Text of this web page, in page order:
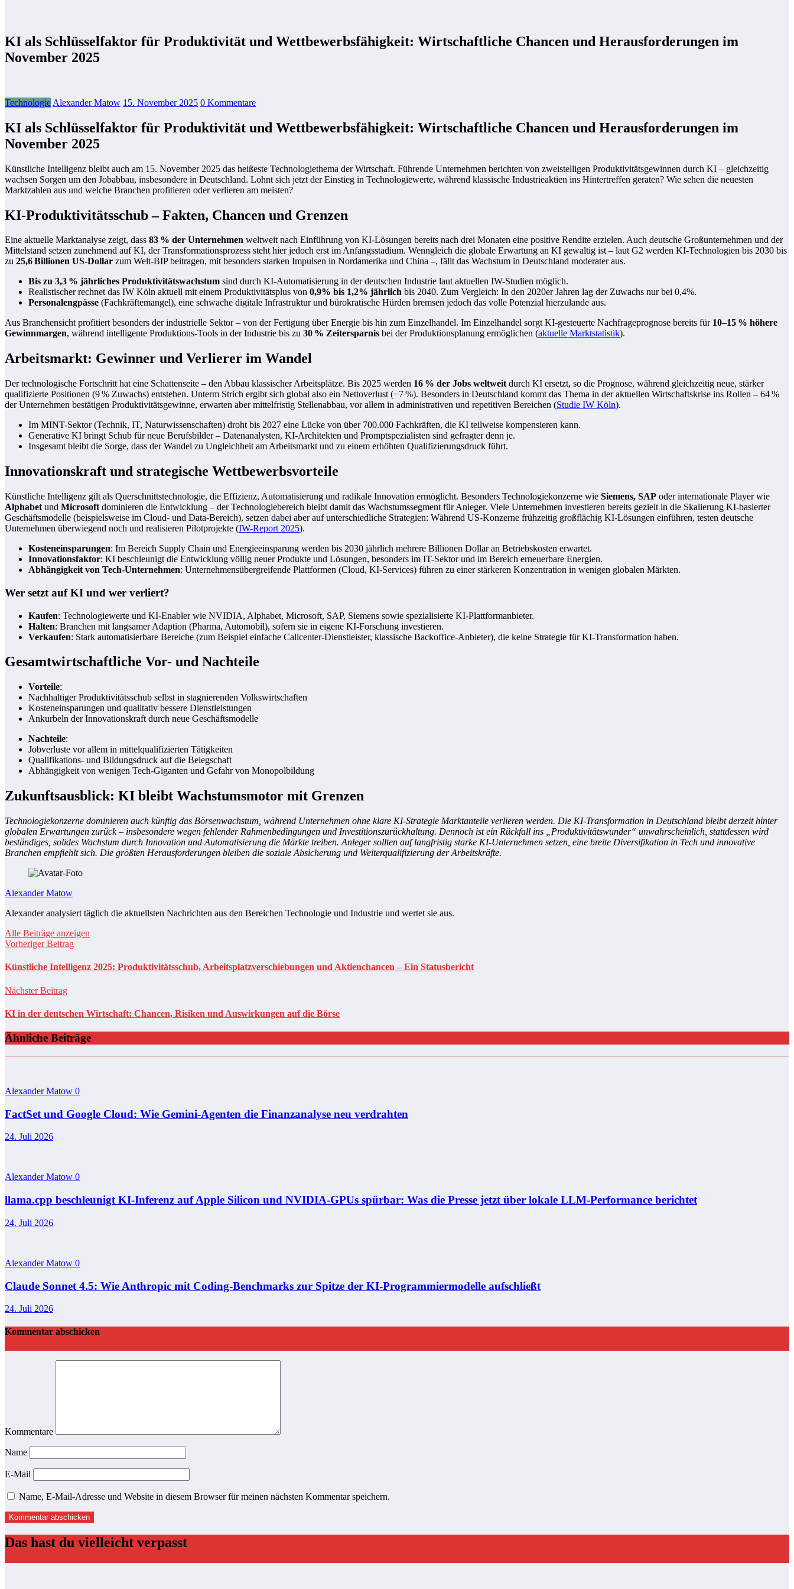
KI als Schlüsselfaktor für Produktivität und Wettbewerbsfähigkeit: Wirtschaftliche Chancen und Herausforderungen im
November 2025
Technologie Alexander Matow 15. November 2025 0 Kommentare
KI als Schlüsselfaktor für Produktivität und Wettbewerbsfähigkeit: Wirtschaftliche Chancen und Herausforderungen im
November 2025
Künstliche Intelligenz bleibt auch am 15. November 2025 das heißeste Technologiethema der Wirtschaft. Führende Unternehmen berichten von zweistelligen Produktivitätsgewinnen durch KI – gleichzeitig
wachsen Sorgen um den Jobabbau, insbesondere in Deutschland. Lohnt sich jetzt der Einstieg in Technologiewerte, während klassische Industrieaktien ins Hintertreffen geraten? Wie sehen die neuesten
Marktzahlen aus und welche Branchen profitieren oder verlieren am meisten?
KI-Produktivitätsschub – Fakten, Chancen und Grenzen
Eine aktuelle Marktanalyse zeigt, dass 83 % der Unternehmen weltweit nach Einführung von KI-Lösungen bereits nach drei Monaten eine positive Rendite erzielen. Auch deutsche Großunternehmen und der
Mittelstand setzen zunehmend auf KI, der Transformationsprozess steht hier jedoch erst im Anfangsstadium. Wenngleich die globale Erwartung an KI gewaltig ist – laut G2 werden KI-Technologien bis 2030 bis
zu 25,6 Billionen US-Dollar zum Welt-BIP beitragen, mit besonders starken Impulsen in Nordamerika und China –, fällt das Wachstum in Deutschland moderater aus.
Bis zu 3,3 % jährliches Produktivitätswachstum sind durch KI-Automatisierung in der deutschen Industrie laut aktuellen IW-Studien möglich.
Realistischer rechnet das IW Köln aktuell mit einem Produktivitätsplus von 0,9% bis 1,2% jährlich bis 2040. Zum Vergleich: In den 2020er Jahren lag der Zuwachs nur bei 0,4%.
Personalengpässe (Fachkräftemangel), eine schwache digitale Infrastruktur und bürokratische Hürden bremsen jedoch das volle Potenzial hierzulande aus.
Aus Branchensicht profitiert besonders der industrielle Sektor – von der Fertigung über Energie bis hin zum Einzelhandel. Im Einzelhandel sorgt KI-gesteuerte Nachfrageprognose bereits für 10–15 % höhere
Gewinnmargen, während intelligente Produktions-Tools in der Industrie bis zu 30 % Zeitersparnis bei der Produktionsplanung ermöglichen (aktuelle Marktstatistik).
Arbeitsmarkt: Gewinner und Verlierer im Wandel
Der technologische Fortschritt hat eine Schattenseite – den Abbau klassischer Arbeitsplätze. Bis 2025 werden 16 % der Jobs weltweit durch KI ersetzt, so die Prognose, während gleichzeitig neue, stärker
qualifizierte Positionen (9 % Zuwachs) entstehen. Unterm Strich ergibt sich global also ein Nettoverlust (−7 %). Besonders in Deutschland kommt das Thema in der aktuellen Wirtschaftskrise ins Rollen – 64 %
der Unternehmen bestätigen Produktivitätsgewinne, erwarten aber mittelfristig Stellenabbau, vor allem in administrativen und repetitiven Bereichen (Studie IW Köln).
Im MINT-Sektor (Technik, IT, Naturwissenschaften) droht bis 2027 eine Lücke von über 700.000 Fachkräften, die KI teilweise kompensieren kann.
Generative KI bringt Schub für neue Berufsbilder – Datenanalysten, KI-Architekten und Promptspezialisten sind gefragter denn je.
Insgesamt bleibt die Sorge, dass der Wandel zu Ungleichheit am Arbeitsmarkt und zu einem erhöhten Qualifizierungsdruck führt.
Innovationskraft und strategische Wettbewerbsvorteile
Künstliche Intelligenz gilt als Querschnittstechnologie, die Effizienz, Automatisierung und radikale Innovation ermöglicht. Besonders Technologiekonzerne wie Siemens, SAP oder internationale Player wie
Alphabet und Microsoft dominieren die Entwicklung – der Technologiebereich bleibt damit das Wachstumssegment für Anleger. Viele Unternehmen investieren bereits gezielt in die Skalierung KI-basierter
Geschäftsmodelle (beispielsweise im Cloud- und Data-Bereich), setzen dabei aber auf unterschiedliche Strategien: Während US-Konzerne frühzeitig großflächig KI-Lösungen einführen, testen deutsche
Unternehmen überwiegend noch und realisieren Pilotprojekte (IW-Report 2025).
Kosteneinsparungen: Im Bereich Supply Chain und Energieeinsparung werden bis 2030 jährlich mehrere Billionen Dollar an Betriebskosten erwartet.
Innovationsfaktor: KI beschleunigt die Entwicklung völlig neuer Produkte und Lösungen, besonders im IT-Sektor und im Bereich erneuerbare Energien.
Abhängigkeit von Tech-Unternehmen: Unternehmensübergreifende Plattformen (Cloud, KI-Services) führen zu einer stärkeren Konzentration in wenigen globalen Märkten.
Wer setzt auf KI und wer verliert?
Kaufen: Technologiewerte und KI-Enabler wie NVIDIA, Alphabet, Microsoft, SAP, Siemens sowie spezialisierte KI-Plattformanbieter.
Halten: Branchen mit langsamer Adaption (Pharma, Automobil), sofern sie in eigene KI-Forschung investieren.
Verkaufen: Stark automatisierbare Bereiche (zum Beispiel einfache Callcenter-Dienstleister, klassische Backoffice-Anbieter), die keine Strategie für KI-Transformation haben.
Gesamtwirtschaftliche Vor- und Nachteile
Vorteile:
Nachhaltiger Produktivitätsschub selbst in stagnierenden Volkswirtschaften
Kosteneinsparungen und qualitativ bessere Dienstleistungen
Ankurbeln der Innovationskraft durch neue Geschäftsmodelle
Nachteile:
Jobverluste vor allem in mittelqualifizierten Tätigkeiten
Qualifikations- und Bildungsdruck auf die Belegschaft
Abhängigkeit von wenigen Tech-Giganten und Gefahr von Monopolbildung
Zukunftsausblick: KI bleibt Wachstumsmotor mit Grenzen
Technologiekonzerne dominieren auch künftig das Börsenwachstum, während Unternehmen ohne klare KI-Strategie Marktanteile verlieren werden. Die KI-Transformation in Deutschland bleibt derzeit hinter
globalen Erwartungen zurück – insbesondere wegen fehlender Rahmenbedingungen und Investitionszurückhaltung. Dennoch ist ein Rückfall ins „Produktivitätswunder“ unwahrscheinlich, stattdessen wird
beständiges, solides Wachstum durch Innovation und Automatisierung die Märkte treiben. Anleger sollten auf langfristig starke KI-Unternehmen setzen, eine breite Diversifikation in Tech und innovative
Branchen empfiehlt sich. Die größten Herausforderungen bleiben die soziale Absicherung und Weiterqualifizierung der Arbeitskräfte.
Alexander Matow
Alexander analysiert täglich die aktuellsten Nachrichten aus den Bereichen Technologie und Industrie und wertet sie aus.
Alle Beiträge anzeigen
Vorheriger Beitrag
Künstliche Intelligenz 2025: Produktivitätsschub, Arbeitsplatzverschiebungen und Aktienchancen – Ein Statusbericht
Nächster Beitrag
KI in der deutschen Wirtschaft: Chancen, Risiken und Auswirkungen auf die Börse
Ähnliche Beiträge
Alexander Matow 0
FactSet und Google Cloud: Wie Gemini-Agenten die Finanzanalyse neu verdrahten
24. Juli 2026
Alexander Matow 0
llama.cpp beschleunigt KI-Inferenz auf Apple Silicon und NVIDIA-GPUs spürbar: Was die Presse jetzt über lokale LLM-Performance berichtet
24. Juli 2026
Alexander Matow 0
Claude Sonnet 4.5: Wie Anthropic mit Coding‑Benchmarks zur Spitze der KI-Programmiermodelle aufschließt
24. Juli 2026
Kommentar abschicken
Kommentare
Name
E-Mail
Name, E-Mail-Adresse und Website in diesem Browser für meinen nächsten Kommentar speichern.
Das hast du vielleicht verpasst